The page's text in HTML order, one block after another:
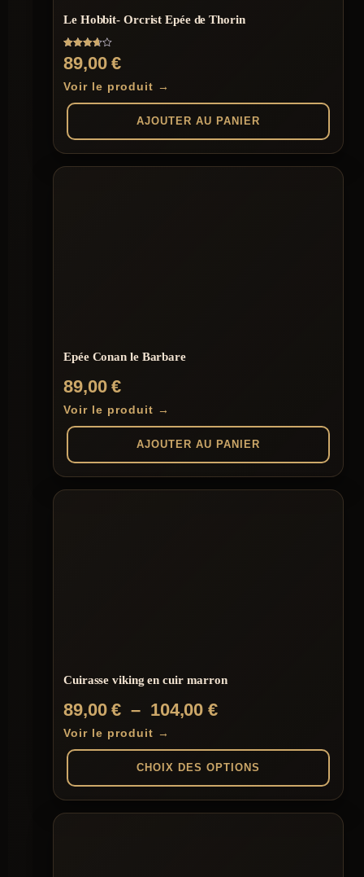
Le Hobbit- Orcrist Epée de Thorin
Note
3.67
sur 5
89,00€
Voir le produit →
AJOUTER AU PANIER
Epée Conan le Barbare
89,00€
Voir le produit →
AJOUTER AU PANIER
Cuirasse viking en cuir marron
89,00€ – 104,00€Plage
prix :
89,00 €
à
Voir le produit →
CHOIX DES OPTIONS
produit